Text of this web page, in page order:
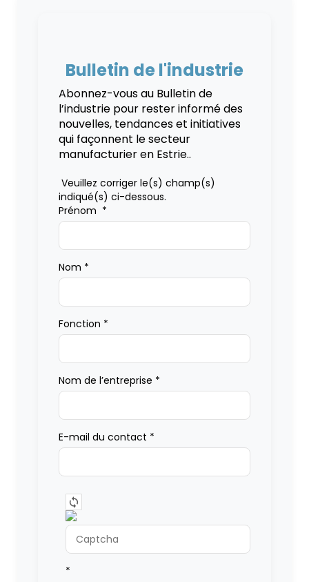
Bulletin de l'industrie
Abonnez-vous au Bulletin de
l’industrie pour rester informé des
nouvelles, tendances et initiatives
qui façonnent le secteur
manufacturier en Estrie..
Veuillez corriger le(s) champ(s)
indiqué(s) ci-dessous.
Prénom *
Nom *
Fonction *
Nom de l’entreprise *
E-mail du contact *
*